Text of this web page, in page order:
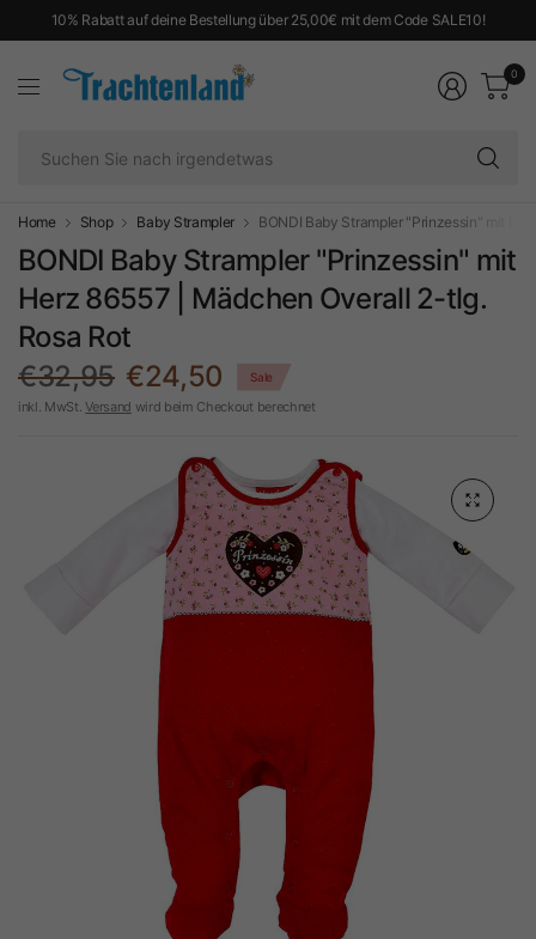
10% Rabatt auf deine Bestellung über 25,00€ mit dem Code SALE10!
0
Home Shop Baby Strampler BONDI Baby Strampler "Prinzessin" mit
BONDI Baby Strampler "Prinzessin" mit
Herz 86557 | Mädchen Overall 2-tlg.
Rosa Rot
€32,95 €24,50 Sale
inkl. MwSt.Versand wird beim Checkout berechnet